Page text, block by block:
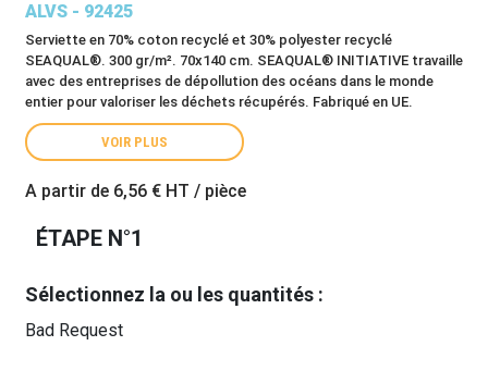
ALVS - 92425
Serviette en 70% coton recyclé et 30% polyester recyclé
SEAQUAL®. 300 gr/m². 70x140 cm. SEAQUAL® INITIATIVE travaille
avec des entreprises de dépollution des océans dans le monde
entier pour valoriser les déchets récupérés. Fabriqué en UE.
VOIR PLUS
A partir de 6,56 € HT / pièce
ÉTAPE N°1
Sélectionnez la ou les quantités :
Bad Request